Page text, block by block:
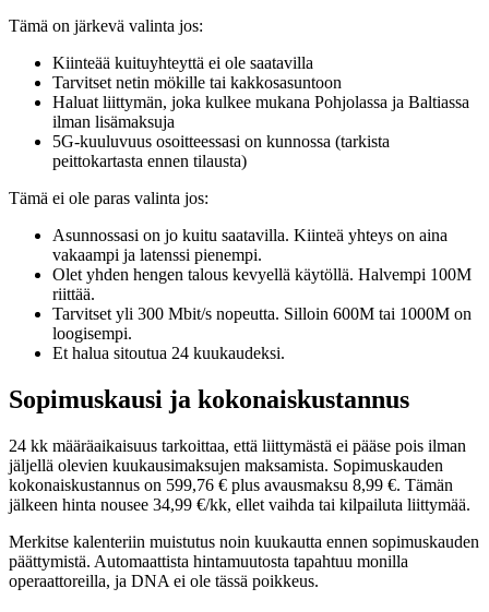
Tämä on järkevä valinta jos:
Kiinteää kuituyhteyttä ei ole saatavilla
Tarvitset netin mökille tai kakkosasuntoon
Haluat liittymän, joka kulkee mukana Pohjolassa ja Baltiassa
ilman lisämaksuja
5G-kuuluvuus osoitteessasi on kunnossa (tarkista
peittokartasta ennen tilausta)
Tämä ei ole paras valinta jos:
Asunnossasi on jo kuitu saatavilla. Kiinteä yhteys on aina
vakaampi ja latenssi pienempi.
Olet yhden hengen talous kevyellä käytöllä. Halvempi 100M
riittää.
Tarvitset yli 300 Mbit/s nopeutta. Silloin 600M tai 1000M on
loogisempi.
Et halua sitoutua 24 kuukaudeksi.
Sopimuskausi ja kokonaiskustannus
24 kk määräaikaisuus tarkoittaa, että liittymästä ei pääse pois ilman
jäljellä olevien kuukausimaksujen maksamista. Sopimuskauden
kokonaiskustannus on 599,76 € plus avausmaksu 8,99 €. Tämän
jälkeen hinta nousee 34,99 €/kk, ellet vaihda tai kilpailuta liittymää.
Merkitse kalenteriin muistutus noin kuukautta ennen sopimuskauden
päättymistä. Automaattista hintamuutosta tapahtuu monilla
operaattoreilla, ja DNA ei ole tässä poikkeus.